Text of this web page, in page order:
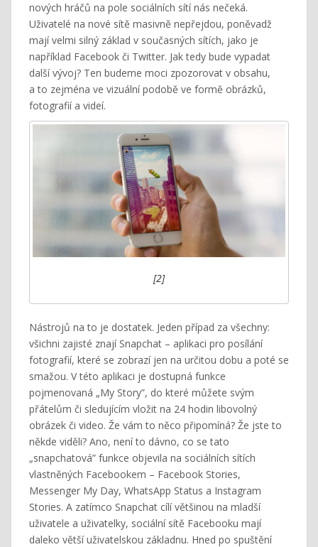
nových hráčů na pole sociálních sítí nás nečeká.
Uživatelé na nové sítě masivně nepřejdou, poněvadž
mají velmi silný základ v současných sítích, jako je
například Facebook či Twitter. Jak tedy bude vypadat
další vývoj? Ten budeme moci zpozorovat v obsahu,
a to zejména ve vizuální podobě ve formě obrázků,
fotografií a videí.
[2]
Nástrojů na to je dostatek. Jeden případ za všechny:
všichni zajisté znají Snapchat – aplikaci pro posílání
fotografií, které se zobrazí jen na určitou dobu a poté se
smažou. V této aplikaci je dostupná funkce
pojmenovaná „My Story”, do které můžete svým
přátelům či sledujícím vložit na 24 hodin libovolný
obrázek či video. Že vám to něco připomíná? Že jste to
někde viděli? Ano, není to dávno, co se tato
„snapchatová” funkce objevila na sociálních sítích
vlastněných Facebookem – Facebook Stories,
Messenger My Day, WhatsApp Status a Instagram
Stories. A zatímco Snapchat cílí většinou na mladší
uživatele a uživatelky, sociální sítě Facebooku mají
daleko větší uživatelskou základnu. Hned po spuštění